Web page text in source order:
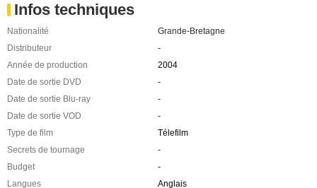
Infos techniques
Nationalité
Grande-Bretagne
Distributeur
-
Année de production
2004
Date de sortie DVD
-
Date de sortie Blu-ray
-
Date de sortie VOD
-
Type de film
Télefilm
Secrets de tournage
-
Budget
-
Langues
Anglais